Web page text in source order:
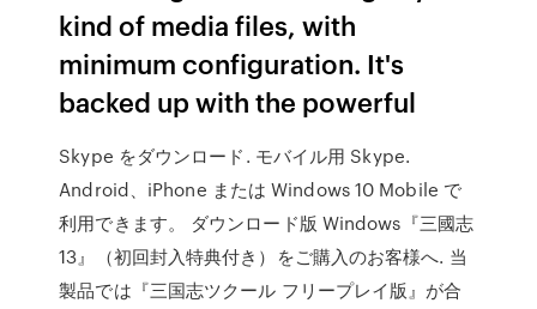
kind of media files, with
minimum configuration. It's
backed up with the powerful
Skype をダウンロード. モバイル用 Skype.
Android、iPhone または Windows 10 Mobile で
利用できます。 ダウンロード版 Windows『三國志
13』（初回封入特典付き）をご購入のお客様へ. 当
製品では『三国志ツクール フリープレイ版』が合